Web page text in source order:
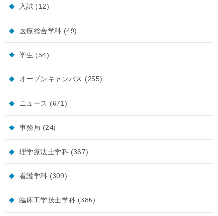
入試 (12)
医療総合学科 (49)
学生 (54)
オープンキャンパス (255)
ニュース (671)
事務局 (24)
理学療法士学科 (367)
看護学科 (309)
臨床工学技士学科 (386)